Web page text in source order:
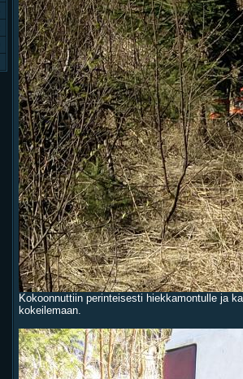
Kokoonnuttiin perinteisesti hiekkamontulle ja
kokeilemaan.